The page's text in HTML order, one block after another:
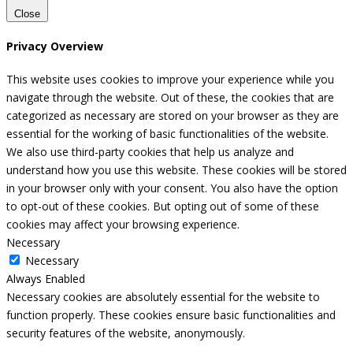
Close
Privacy Overview
This website uses cookies to improve your experience while you
navigate through the website. Out of these, the cookies that are
categorized as necessary are stored on your browser as they are
essential for the working of basic functionalities of the website.
We also use third-party cookies that help us analyze and
understand how you use this website. These cookies will be stored
in your browser only with your consent. You also have the option
to opt-out of these cookies. But opting out of some of these
cookies may affect your browsing experience.
Necessary
Necessary
Always Enabled
Necessary cookies are absolutely essential for the website to
function properly. These cookies ensure basic functionalities and
security features of the website, anonymously.